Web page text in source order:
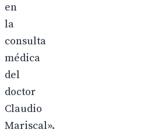
en
la
consulta
médica
del
doctor
Claudio
Mariscal».